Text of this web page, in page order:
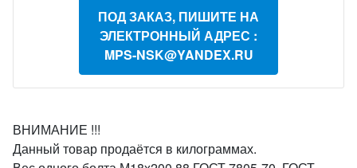
ПОД ЗАКАЗ, ПИШИТЕ НА
ЭЛЕКТРОННЫЙ АДРЕС :
MPS-NSK@YANDEX.RU
ВНИМАНИЕ !!!
Данный товар продаётся в килограммах.